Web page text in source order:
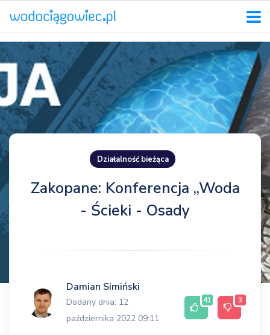
Działalność bieżąca
Zakopane: Konferencja „Woda
- Ścieki - Osady
Damian Simiński
Dodany dnia: 12
października 2022 09:11
41 3